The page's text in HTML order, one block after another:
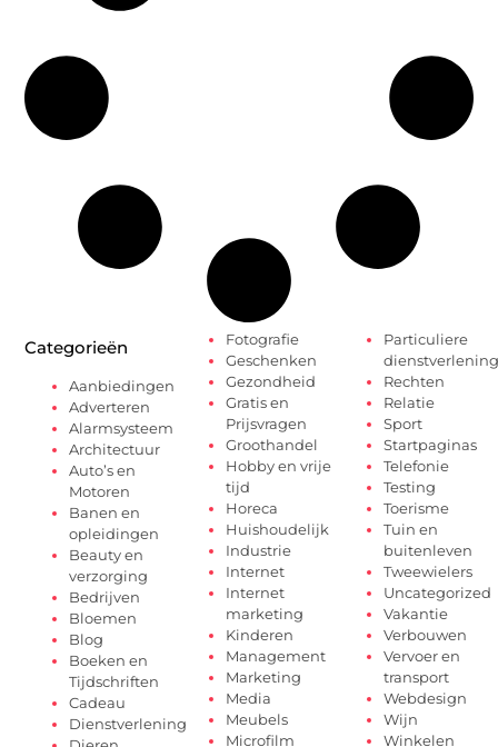
Categorieën
Aanbiedingen
Adverteren
Alarmsysteem
Architectuur
Auto’s en
Motoren
Banen en
opleidingen
Beauty en
verzorging
Bedrijven
Bloemen
Blog
Boeken en
Tijdschriften
Cadeau
Dienstverlening
Fotografie
Geschenken
Gezondheid
Gratis en
Prijsvragen
Groothandel
Hobby en vrije
tijd
Horeca
Huishoudelijk
Industrie
Internet
Internet
marketing
Kinderen
Management
Marketing
Media
Meubels
Microfilm
Particuliere
dienstverlening
Rechten
Relatie
Sport
Startpaginas
Telefonie
Testing
Toerisme
Tuin en
buitenleven
Tweewielers
Uncategorized
Vakantie
Verbouwen
Vervoer en
transport
Webdesign
Wijn
Winkelen